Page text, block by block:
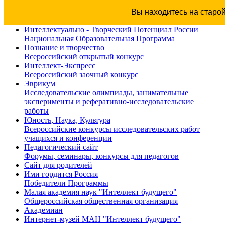
Вы находитесь на
Интеллектуально - Творческий Потенциал России
Национальная Образовательная Программа
Познание и творчество
Всероссийский открытый конкурс
Интеллект-Экспресс
Всероссийский заочный конкурс
Эврикум
Исследовательские олимпиады, занимательные
эксперименты и реферативно-исследовательские
работы
Юность, Наука, Культура
Всероссийские конкурсы исследовательских работ
учащихся и конференции
Педагогический сайт
Форумы, семинары, конкурсы для педагогов
Сайт для родителей
Ими гордится Россия
Победители Программы
Малая академия наук "Интеллект будущего"
Общероссийская общественная организация
Академиан
Интернет-музей МАН "Интеллект будущего"